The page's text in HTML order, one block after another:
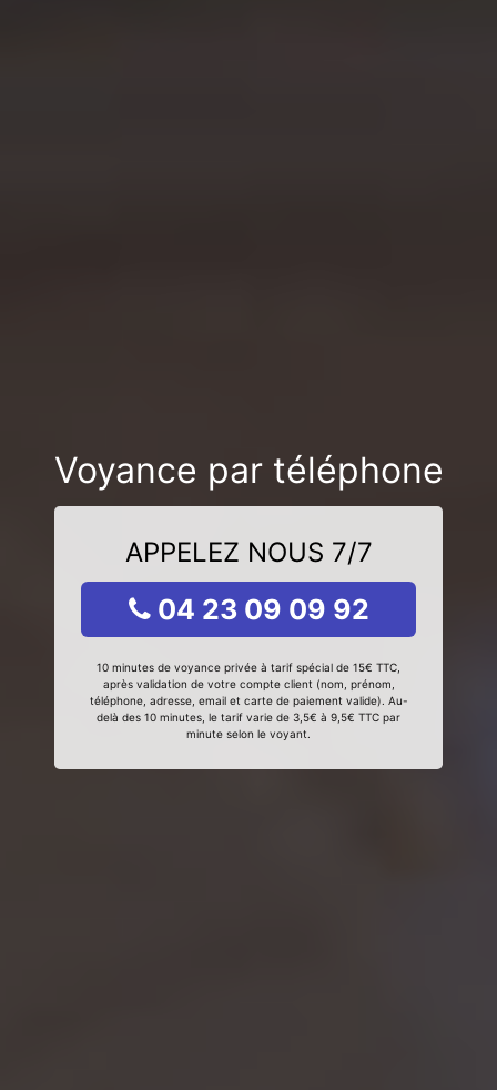
Voyance par téléphone
APPELEZ NOUS 7/7
04 23 09 09 92
10 minutes de voyance privée à tarif spécial de 15€ TTC,
après validation de votre compte client (nom, prénom,
téléphone, adresse, email et carte de paiement valide). Au-
delà des 10 minutes, le tarif varie de 3,5€ à 9,5€ TTC par
minute selon le voyant.